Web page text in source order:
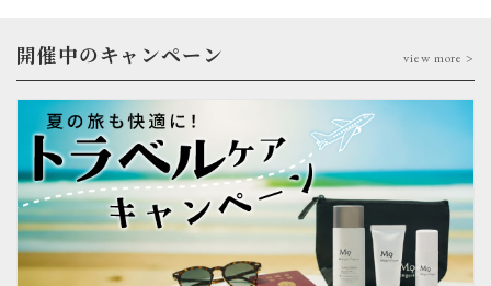
開催中のキャンペーン view more >